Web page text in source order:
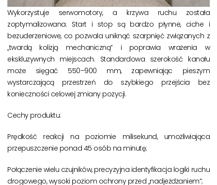
Wykorzystuje serwomotory, a krzywa ruchu została
zoptymalizowana. Start i stop są bardzo płynne, ciche i
bezuderzeniowe, co pozwala uniknąć szarpnięć związanych z
„twardą kolizją mechaniczną” i poprawia wrażenia w
ekskluzywnych miejscach. Standardowa szerokość kanału
może sięgać 550–900 mm, zapewniając pieszym
wystarczającą przestrzeń do szybkiego przejścia bez
konieczności celowej zmiany pozycji.
Cechy produktu:
Prędkość reakcji na poziomie milisekund, umożliwiająca
przepuszczenie ponad 45 osób na minutę;
Połączenie wielu czujników, precyzyjna identyfikacja logiki ruchu
drogowego, wysoki poziom ochrony przed „nadjeżdżaniem”;